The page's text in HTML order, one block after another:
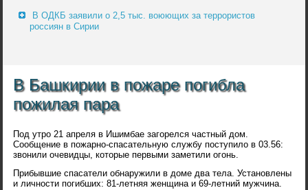
В ОДКБ заявили о 2,5 тыс. воюющих за террористов
россиян в Сирии
В Башкирии в пожаре погибла
пожилая пара
Под утро 21 апреля в Ишимбае загорелся частный дом.
Сообщение в пожарно-спасательную службу поступило в 03.56:
звонили очевидцы, которые первыми заметили огонь.
Прибывшие спасатели обнаружили в доме два тела. Установлены
и личности погибших: 81-летняя женщина и 69-летний мужчина.